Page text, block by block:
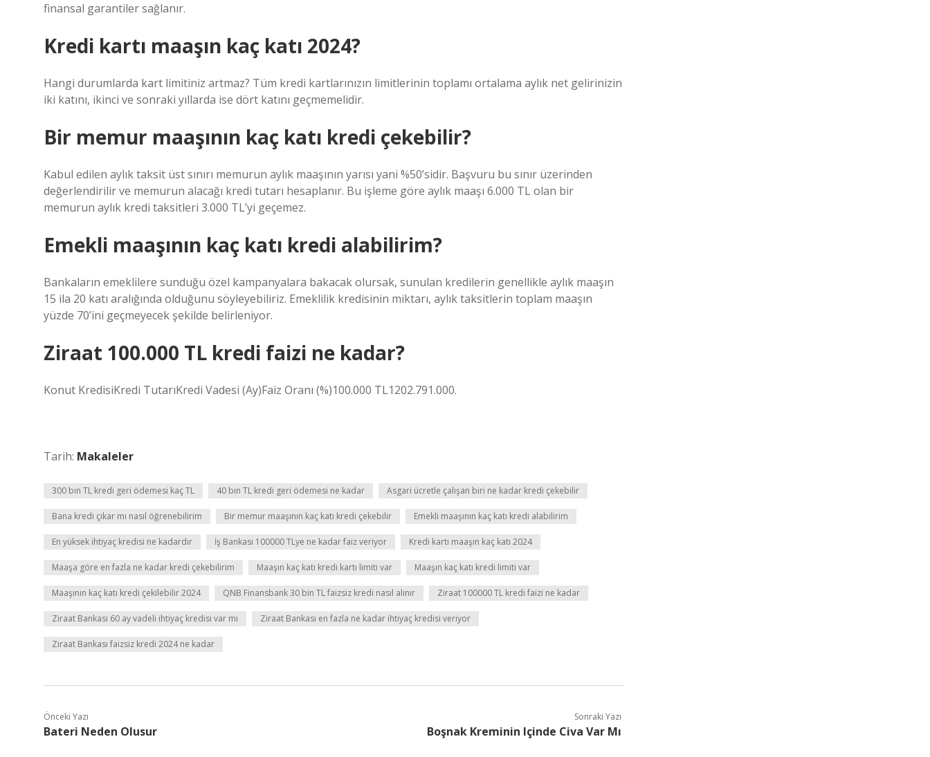
finansal garantiler sağlanır.
Kredi kartı maaşın kaç katı 2024?
Hangi durumlarda kart limitiniz artmaz? Tüm kredi kartlarınızın limitlerinin toplamı ortalama aylık net gelirinizin
iki katını, ikinci ve sonraki yıllarda ise dört katını geçmemelidir.
Bir memur maaşının kaç katı kredi çekebilir?
Kabul edilen aylık taksit üst sınırı memurun aylık maaşının yarısı yani %50’sidir. Başvuru bu sınır üzerinden
değerlendirilir ve memurun alacağı kredi tutarı hesaplanır. Bu işleme göre aylık maaşı 6.000 TL olan bir
memurun aylık kredi taksitleri 3.000 TL’yi geçemez.
Emekli maaşının kaç katı kredi alabilirim?
Bankaların emeklilere sunduğu özel kampanyalara bakacak olursak, sunulan kredilerin genellikle aylık maaşın
15 ila 20 katı aralığında olduğunu söyleyebiliriz. Emeklilik kredisinin miktarı, aylık taksitlerin toplam maaşın
yüzde 70’ini geçmeyecek şekilde belirleniyor.
Ziraat 100.000 TL kredi faizi ne kadar?
Konut KredisiKredi TutarıKredi Vadesi (Ay)Faiz Oranı (%)100.000 TL1202.791.000.
Tarih: Makaleler
300 bin TL kredi geri ödemesi kaç TL 40 bin TL kredi geri ödemesi ne kadar Asgari ücretle çalışan biri ne kadar kredi çekebilir
Bana kredi çıkar mı nasıl öğrenebilirim Bir memur maaşının kaç katı kredi çekebilir Emekli maaşının kaç katı kredi alabilirim
En yüksek ihtiyaç kredisi ne kadardır İş Bankası 100000 TLye ne kadar faiz veriyor Kredi kartı maaşın kaç katı 2024
Maaşa göre en fazla ne kadar kredi çekebilirim Maaşın kaç katı kredi kartı limiti var Maaşın kaç katı kredi limiti var
Maaşının kaç katı kredi çekilebilir 2024 QNB Finansbank 30 bin TL faizsiz kredi nasıl alınır Ziraat 100000 TL kredi faizi ne kadar
Ziraat Bankası 60 ay vadeli ihtiyaç kredisi var mı Ziraat Bankası en fazla ne kadar ihtiyaç kredisi veriyor
Ziraat Bankası faizsiz kredi 2024 ne kadar
Önceki Yazı
Bateri Neden Olusur
Sonraki Yazı
Boşnak Kreminin Içinde Civa Var Mı